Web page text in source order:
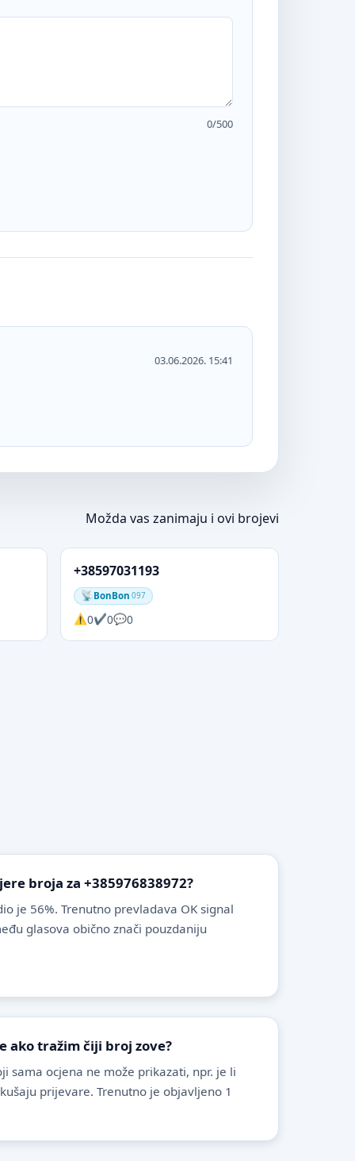
0/500
03.06.2026. 15:41
Možda vas zanimaju i ovi brojevi
+38597031193
BonBon 097
0 0 0
broja za +385976838972?
je 56%. Trenutno prevladava OK signal
glasova obično znači pouzdaniju
ako tražim čiji broj zove?
sama ocjena ne može prikazati, npr. je li
prijevare. Trenutno je objavljeno 1